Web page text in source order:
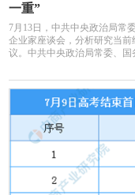
一重”
7月13日，中共中央政治局常
企业家座谈会，分析研究当
议。中共中央政治局常委、国